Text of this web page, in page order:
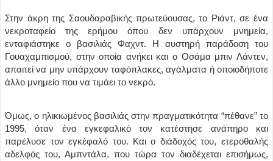
Στην άκρη της Σαουδαραβικής πρωτεύουσας, το Ριάντ, σε ένα
νεκροταφείο της ερήμου όπου δεν υπάρχουν μνημεία,
ενταφιάστηκε ο βασιλιάς Φαχντ. H αυστηρή παράδοση του
Γουαχαμπισμού, στην οποία ανήκει και ο Οσάμα μπιν Λάντεν,
απαιτεί να μην υπάρχουν ταφόπλακες, αγάλματα ή οποιοδήποτε
άλλο μνημείο που να τιμάει το νεκρό.
Όμως, ο ηλικιωμένος βασιλιάς στην πραγματικότητα “πέθανε” το
1995, όταν ένα εγκεφαλικό τον κατέστησε ανάπηρο και
παρέλυσε τον εγκέφαλό του. Και ο διάδοχός του, ετεροθαλής
αδελφός του, Αμπντάλα, που τώρα τον διαδέχεται επισήμως,